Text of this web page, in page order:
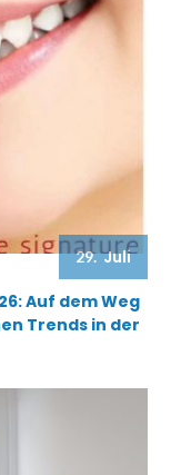
29. Juli
Auf dem Weg
Trends in der